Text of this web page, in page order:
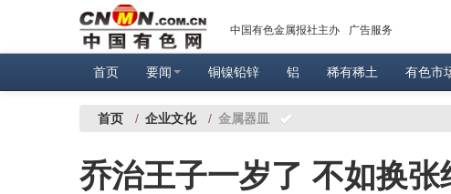
中国有色金属报社主办 广告服务
首页 要闻 铜镍铅锌 铝 稀有稀土 有色市
首页 / 企业文化 / 金属器皿
乔治王子一岁了 不如换张